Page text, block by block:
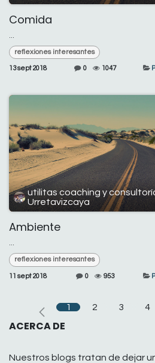
Comida
...
reflexiones interesantes
13 sept 2018 0 1047
utilitas coaching y
Urretavizcaya
Ambiente
...
reflexiones interesantes
11 sept 2018 0 953
1 2 3 4
ACERCA DE
Nuestros blogs tratan de dejar